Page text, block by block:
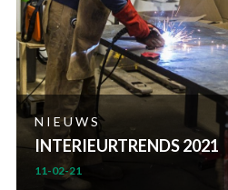
NIEUWS
INTERIEURTRENDS 2021
11-02-21